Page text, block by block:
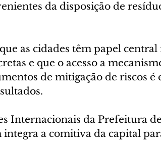
da disposição de
as cidades têm papel central
e que o acesso a
de mitigação de riscos é
Internacionais da Prefeitura
a comitiva da capital